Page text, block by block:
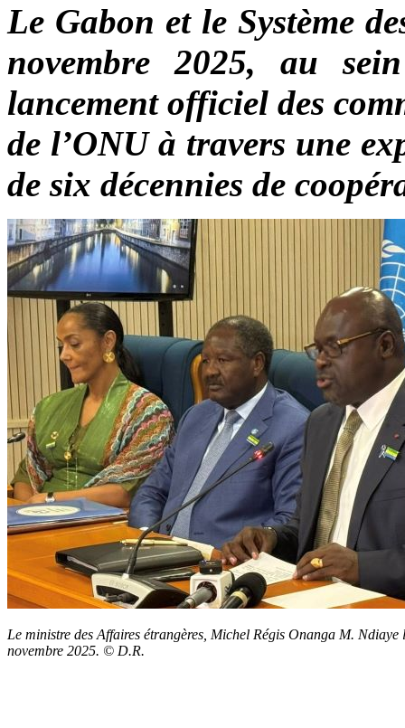
Le Gabon et le Système
novembre 2025, au
lancement officiel des
de l’ONU à travers une
de six décennies de
Le ministre des Affaires étrangères, Michel Régis Onanga M. Ndiaye
novembre 2025. © D.R.